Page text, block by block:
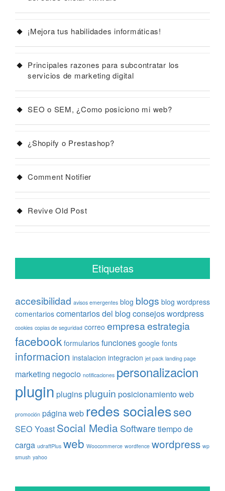
¡Mejora tus habilidades informáticas!
Principales razones para subcontratar los
servicios de marketing digital
SEO o SEM, ¿Como posiciono mi web?
¿Shopify o Prestashop?
Comment Notifier
Revive Old Post
Etiquetas
accesibilidad avisos emergentes blog blogs blog wordpress
comentarios comentarios del blog consejos wordpress
cookies copias de seguridad correo empresaestrategia
facebook formularios funciones google fonts
informacion instalacion integracion jet pack landing page
marketing negocio notificaciones personalizacion
plugin plugins pluguin posicionamiento web
promoción página web redes socialesseo
SEO Yoast Social Media Softwaretiempo de
carga udraftPlus web Woocommerce wordfence wordpress wp
smush yahoo